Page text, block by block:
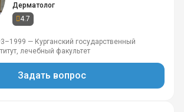
4.7
Дерматолог
— Курганский государственный
лечебный факультет
Задать вопрос